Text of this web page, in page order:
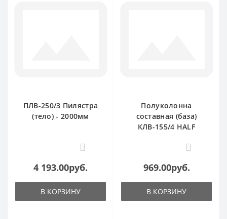
ПЛВ-250/3 Пилястра
(тело) - 2000мм
0
4 193.00руб.
В КОРЗИНУ
Полуколонна
составная (база)
КЛВ-155/4 HALF
0
969.00руб.
В КОРЗИНУ